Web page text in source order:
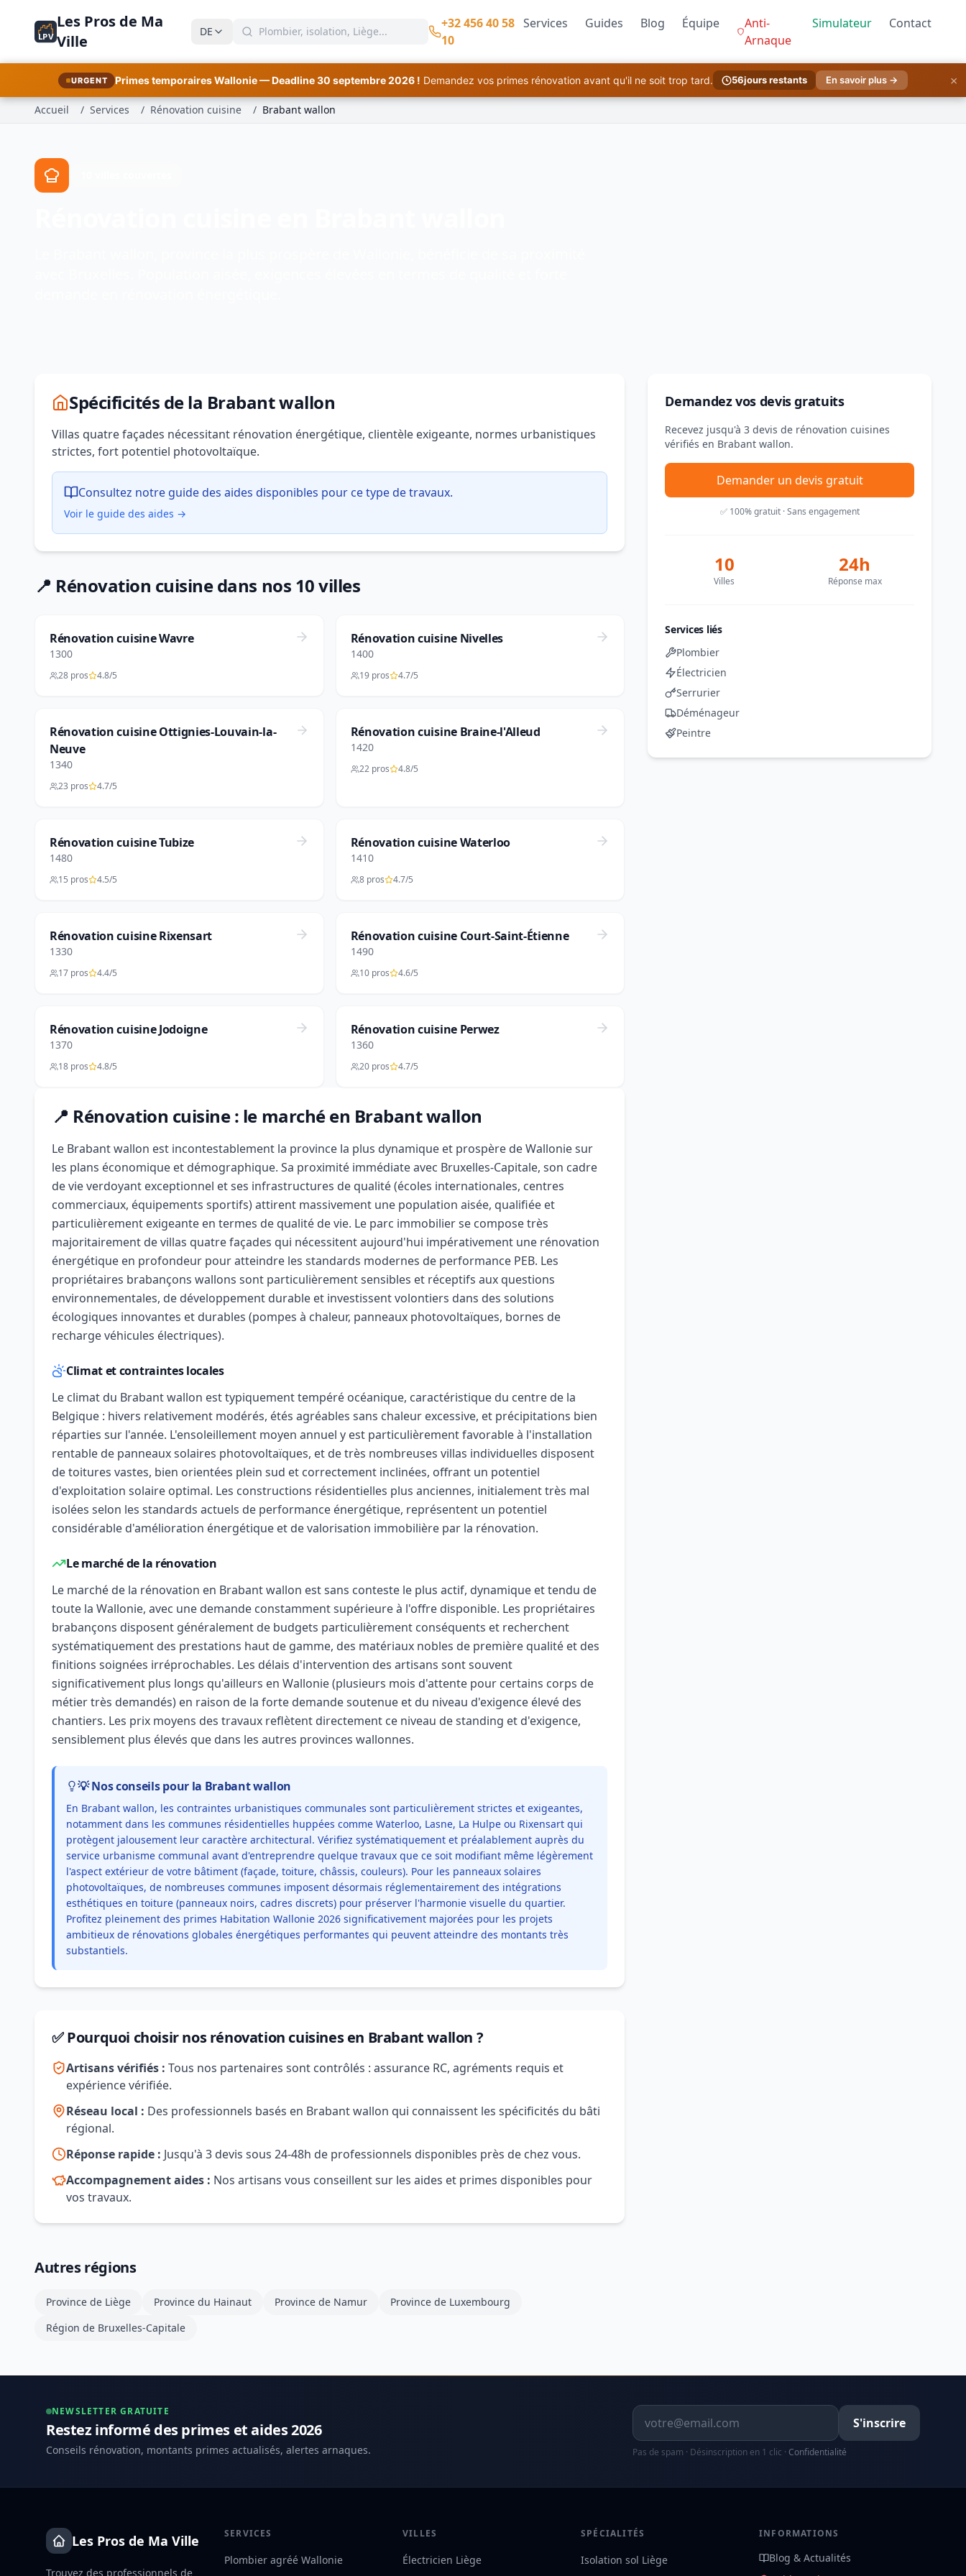
LPV
Les Pros de Ma
Ville
DE
+32 456 40 58
10
Services Guides Blog Équipe
Anti-
Arnaque
Simulateur Contact
URGENT Primes temporaires Wallonie — Deadline 30 septembre 2026 ! Demandez vos primes rénovation avant qu'il ne soit trop tard. 56jours restants En savoir plus → ×
Accueil / Services / Rénovation cuisine / Brabant wallon
Spécificités de la Brabant wallon
Villas quatre façades nécessitant rénovation énergétique, clientèle exigeante, normes urbanistiques
strictes, fort potentiel photovoltaïque.
Consultez notre guide des aides disponibles pour ce type de travaux.
Voir le guide des aides →
📍 Rénovation cuisine dans nos 10 villes
Rénovation cuisine Wavre
1300
28 pros 4.8/5
Rénovation cuisine Nivelles
1400
19 pros 4.7/5
Rénovation cuisine Ottignies-Louvain-la-
Neuve
1340
23 pros 4.7/5
Rénovation cuisine Braine-l'Alleud
1420
22 pros 4.8/5
Rénovation cuisine Tubize
1480
15 pros 4.5/5
Rénovation cuisine Waterloo
1410
8 pros 4.7/5
Rénovation cuisine Rixensart
1330
17 pros 4.4/5
Rénovation cuisine Court-Saint-Étienne
1490
10 pros 4.6/5
Rénovation cuisine Jodoigne
1370
18 pros 4.8/5
Rénovation cuisine Perwez
1360
20 pros 4.7/5
📍 Rénovation cuisine : le marché en Brabant wallon
Le Brabant wallon est incontestablement la province la plus dynamique et prospère de Wallonie sur
les plans économique et démographique. Sa proximité immédiate avec Bruxelles-Capitale, son cadre
de vie verdoyant exceptionnel et ses infrastructures de qualité (écoles internationales, centres
commerciaux, équipements sportifs) attirent massivement une population aisée, qualifiée et
particulièrement exigeante en termes de qualité de vie. Le parc immobilier se compose très
majoritairement de villas quatre façades qui nécessitent aujourd'hui impérativement une rénovation
énergétique en profondeur pour atteindre les standards modernes de performance PEB. Les
propriétaires brabançons wallons sont particulièrement sensibles et réceptifs aux questions
environnementales, de développement durable et investissent volontiers dans des solutions
écologiques innovantes et durables (pompes à chaleur, panneaux photovoltaïques, bornes de
recharge véhicules électriques).
Climat et contraintes locales
Le climat du Brabant wallon est typiquement tempéré océanique, caractéristique du centre de la
Belgique : hivers relativement modérés, étés agréables sans chaleur excessive, et précipitations bien
réparties sur l'année. L'ensoleillement moyen annuel y est particulièrement favorable à l'installation
rentable de panneaux solaires photovoltaïques, et de très nombreuses villas individuelles disposent
de toitures vastes, bien orientées plein sud et correctement inclinées, offrant un potentiel
d'exploitation solaire optimal. Les constructions résidentielles plus anciennes, initialement très mal
isolées selon les standards actuels de performance énergétique, représentent un potentiel
considérable d'amélioration énergétique et de valorisation immobilière par la rénovation.
Le marché de la rénovation
Le marché de la rénovation en Brabant wallon est sans conteste le plus actif, dynamique et tendu de
toute la Wallonie, avec une demande constamment supérieure à l'offre disponible. Les propriétaires
brabançons disposent généralement de budgets particulièrement conséquents et recherchent
systématiquement des prestations haut de gamme, des matériaux nobles de première qualité et des
finitions soignées irréprochables. Les délais d'intervention des artisans sont souvent
significativement plus longs qu'ailleurs en Wallonie (plusieurs mois d'attente pour certains corps de
métier très demandés) en raison de la forte demande soutenue et du niveau d'exigence élevé des
chantiers. Les prix moyens des travaux reflètent directement ce niveau de standing et d'exigence,
sensiblement plus élevés que dans les autres provinces wallonnes.
💡 Nos conseils pour la Brabant wallon
En Brabant wallon, les contraintes urbanistiques communales sont particulièrement strictes et exigeantes,
notamment dans les communes résidentielles huppées comme Waterloo, Lasne, La Hulpe ou Rixensart qui
protègent jalousement leur caractère architectural. Vérifiez systématiquement et préalablement auprès du
service urbanisme communal avant d'entreprendre quelque travaux que ce soit modifiant même légèrement
l'aspect extérieur de votre bâtiment (façade, toiture, châssis, couleurs). Pour les panneaux solaires
photovoltaïques, de nombreuses communes imposent désormais réglementairement des intégrations
esthétiques en toiture (panneaux noirs, cadres discrets) pour préserver l'harmonie visuelle du quartier.
Profitez pleinement des primes Habitation Wallonie 2026 significativement majorées pour les projets
ambitieux de rénovations globales énergétiques performantes qui peuvent atteindre des montants très
substantiels.
✅ Pourquoi choisir nos rénovation cuisines en Brabant wallon ?
Artisans vérifiés : Tous nos partenaires sont contrôlés : assurance RC, agréments requis et
expérience vérifiée.
Réseau local : Des professionnels basés en Brabant wallon qui connaissent les spécificités du bâti
régional.
Réponse rapide : Jusqu'à 3 devis sous 24-48h de professionnels disponibles près de chez vous.
Accompagnement aides : Nos artisans vous conseillent sur les aides et primes disponibles pour
vos travaux.
Autres régions
Province de Liège Province du Hainaut Province de Namur
Province de Luxembourg
Région de Bruxelles-Capitale
Demandez vos devis gratuits
Recevez jusqu'à 3 devis de rénovation cuisines
vérifiés en Brabant wallon.
Demander un devis gratuit
✅ 100% gratuit · Sans engagement
10
Villes
24h
Réponse max
Services liés
Plombier
Électricien
Serrurier
Déménageur
Peintre
NEWSLETTER GRATUITE
Restez informé des primes et aides 2026
Conseils rénovation, montants primes actualisés, alertes arnaques.
Adresse email
S'inscrire
Pas de spam · Désinscription en 1 clic · Confidentialité
Les Pros de Ma Ville
Trouvez des professionnels de
SERVICES
Plombier agréé Wallonie
VILLES
Électricien Liège
SPÉCIALITÉS
Isolation sol Liège
INFORMATIONS
Blog & Actualités